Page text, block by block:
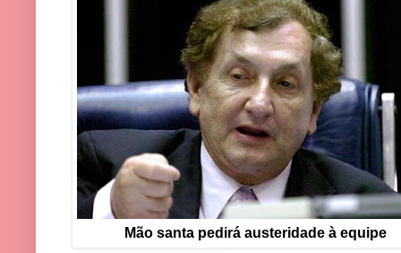
Mão santa pedirá austeridade à equipe